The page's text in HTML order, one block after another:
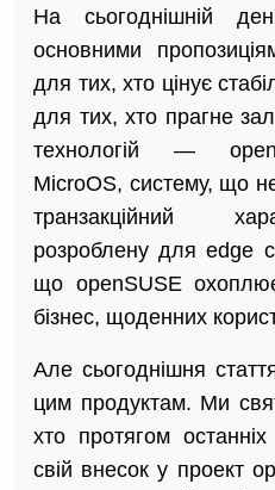
На сьогоднішній
основними
для тих, хто цінує
для тих, хто прагне
технологій —
MicroOS, систему, що
транзакційний
розроблену для edge
що openSUSE
бізнес, щоденних
Але сьогоднішня
цим продуктам. Ми
хто протягом
свій внесок у проект